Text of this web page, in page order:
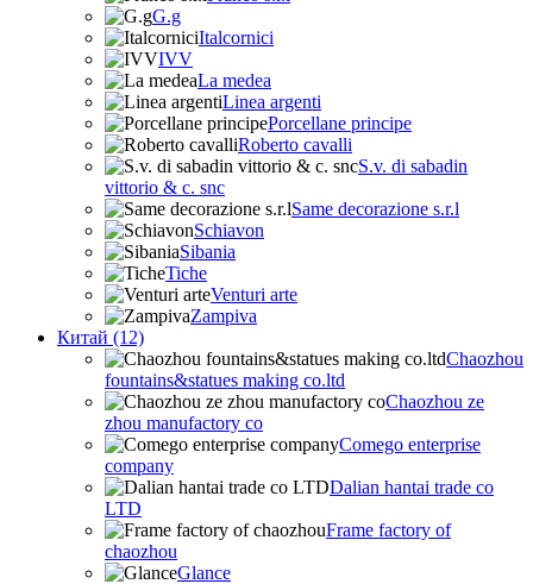
G.g
Italcornici
IVV
La medea
Linea argenti
Porcellane principe
Roberto cavalli
S.v. di sabadin
vittorio & c. snc
Same decorazione s.r.l
Schiavon
Sibania
Tiche
Venturi arte
Zampiva
Китай (12)
Chaozhou
fountains&statues making co.ltd
Chaozhou ze
zhou manufactory co
Comego enterprise
company
Dalian hantai trade co
LTD
Frame factory of
chaozhou
Glance